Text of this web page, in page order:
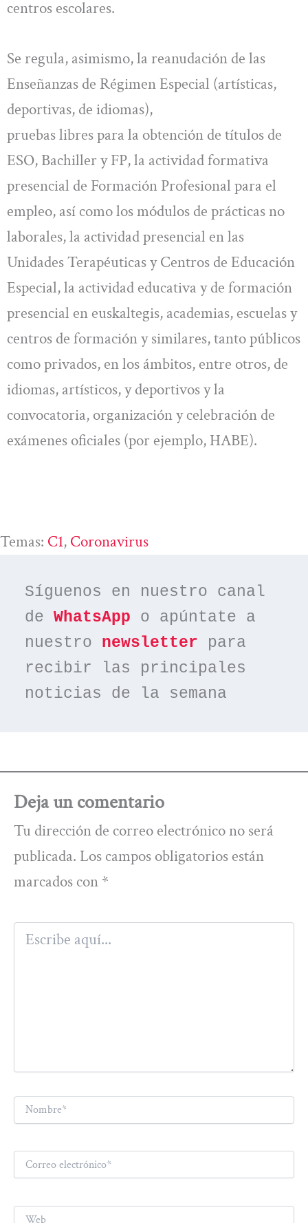
centros escolares.
Se regula, asimismo, la reanudación de las
Enseñanzas de Régimen Especial (artísticas,
deportivas, de idiomas),
pruebas libres para la obtención de títulos de
ESO, Bachiller y FP, la actividad formativa
presencial de Formación Profesional para el
empleo, así como los módulos de prácticas no
laborales, la actividad presencial en las
Unidades Terapéuticas y Centros de Educación
Especial, la actividad educativa y de formación
presencial en euskaltegis, academias, escuelas y
centros de formación y similares, tanto públicos
como privados, en los ámbitos, entre otros, de
idiomas, artísticos, y deportivos y la
convocatoria, organización y celebración de
exámenes oficiales (por ejemplo, HABE).
Temas: C1, Coronavirus
Síguenos en nuestro canal
de WhatsApp o apúntate a
nuestro newsletter para
recibir las principales
noticias de la semana
Deja un comentario
Tu dirección de correo electrónico no será
publicada. Los campos obligatorios están
marcados con *
aquí...
Nombre*
electrónico*
Web